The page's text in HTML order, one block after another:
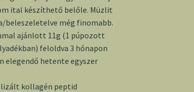
ital készíthető belőle. Müzlit
beleszeletelve még finomabb.
ajánlott 11g (1 púpozott
feloldva 3 hónapon
elegendő hetente egyszer
kollagén peptid